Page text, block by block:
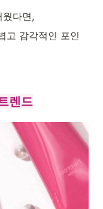
다면,
고 감각적인 포인
렌드